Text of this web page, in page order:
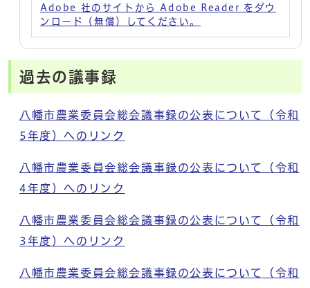
Adobe 社のサイトから Adobe Reader をダウ
ンロード（無償）してください。
過去の議事録
八幡市農業委員会総会議事録の公表について（令和
5年度）へのリンク
八幡市農業委員会総会議事録の公表について（令和
4年度）へのリンク
八幡市農業委員会総会議事録の公表について（令和
3年度）へのリンク
八幡市農業委員会総会議事録の公表について（令和